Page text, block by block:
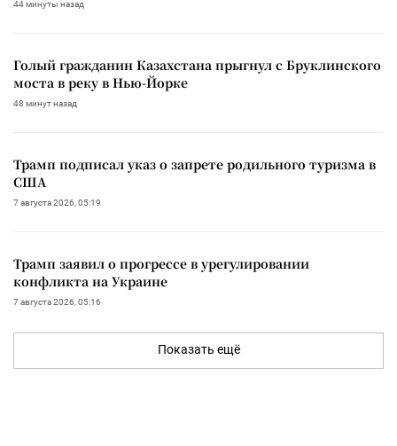
44 минуты назад
Голый гражданин Казахстана прыгнул с Бруклинского
моста в реку в Нью-Йорке
48 минут назад
Трамп подписал указ о запрете родильного туризма в
США
7 августа 2026, 05:19
Трамп заявил о прогрессе в урегулировании
конфликта на Украине
7 августа 2026, 05:16
Показать ещё